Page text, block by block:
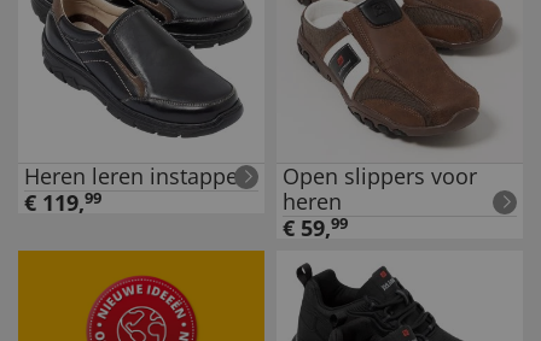
Heren leren instappers
€ 119,99
Open slippers voor
heren
€ 59,99